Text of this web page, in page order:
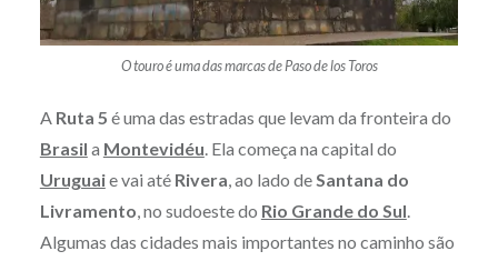
O touro é uma das marcas de Paso de los Toros
A Ruta 5 é uma das estradas que levam da fronteira do
Brasil a Montevidéu. Ela começa na capital do
Uruguaie vai até Rivera, ao lado deSantana do
Livramento, no sudoeste do Rio Grande do Sul.
Algumas das cidades mais importantes no caminho são